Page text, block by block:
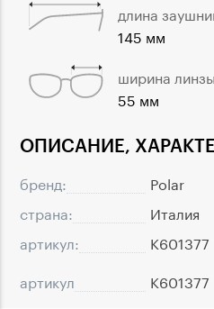
ОПИСАНИЕ,
бренд:
Polar
страна:
Италия
артикул:
K601377
артикул
K601377
длина
145 мм
ширина
55 мм